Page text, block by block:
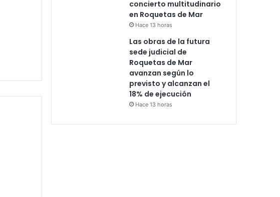
concierto multitudinario
en Roquetas de Mar
Hace 13 horas
Las obras de la futura
sede judicial de
Roquetas de Mar
avanzan según lo
previsto y alcanzan el
18% de ejecución
Hace 13 horas